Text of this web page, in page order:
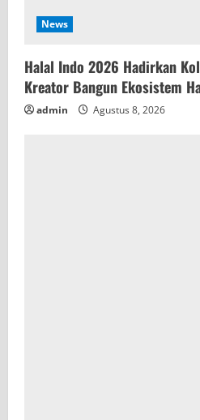
News
Halal Indo 2026 Hadirkan
Kreator Bangun Ekosistem
admin Agustus 8, 2026